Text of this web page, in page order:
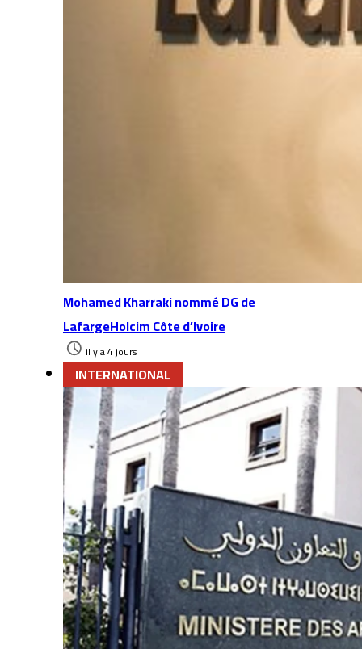
Mohamed Kharraki nommé DG de
LafargeHolcim Côte d’Ivoire
il y a 4 jours
INTERNATIONAL